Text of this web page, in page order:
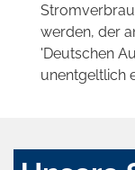
werden, der
'Deutschen
unentgeltlich